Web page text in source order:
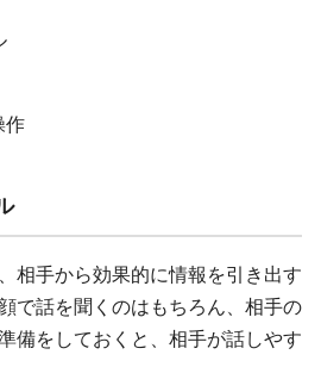
作
相手から効果的に情報を引き出す
で話を聞くのはもちろん、相手の
備をしておくと、相手が話しやす